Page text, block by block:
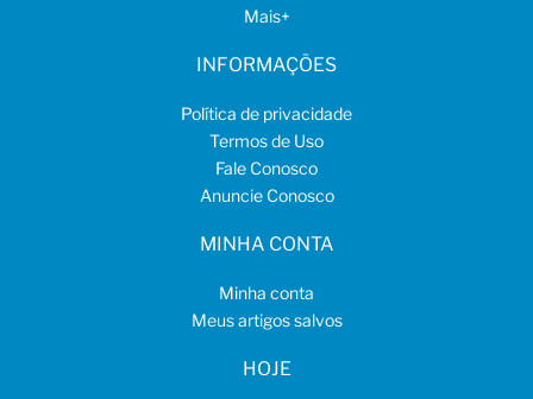
Mais+
INFORMAÇÕES
Política de privacidade
Termos de Uso
Fale Conosco
Anuncie Conosco
MINHA CONTA
Minha conta
Meus artigos salvos
HOJE